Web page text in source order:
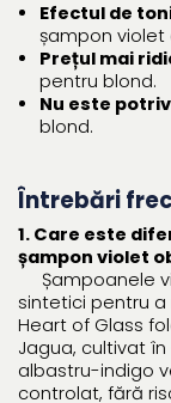
Efectul de
șampon violet
Prețul mai
pentru blond.
Nu este
blond.
Întrebări
1. Care este
șampon violet
Șampoanele
sintetici pentru a
Heart of Glass
Jagua, cultivat
albastru-indigo
controlat, fără